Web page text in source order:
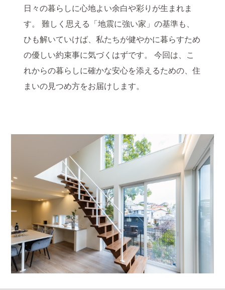
日々の暮らしに心地よい余白や彩りが生まれま
す。
難しく思える「地震に強い家」の基準も、
ひも解いていけば、私たちが健やかに暮らすため
の優しい約束事に気づくはずです。
今回は、こ
れからの暮らしに確かな安心を添えるための、住
まいの見つめ方をお届けします。